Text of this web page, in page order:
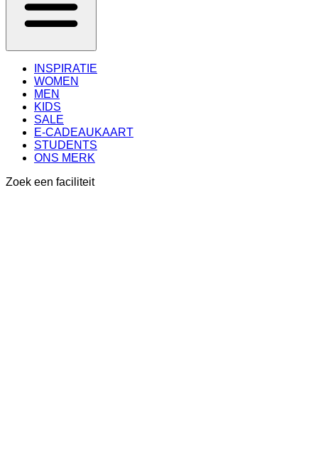
INSPIRATIE
WOMEN
MEN
KIDS
SALE
E-CADEAUKAART
STUDENTS
ONS MERK
Zoek een faciliteit